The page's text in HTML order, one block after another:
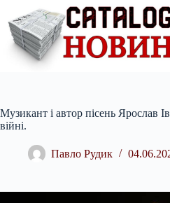
вмісту
Музикант і автор пісень Ярослав
війні.
Павло Рудик